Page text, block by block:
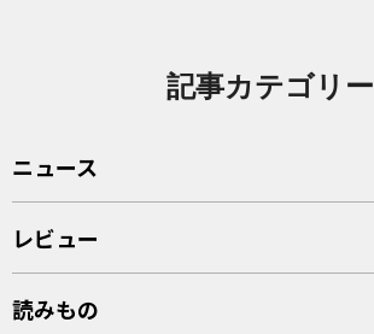
記事カテゴリー
ニュース
レビュー
読みもの